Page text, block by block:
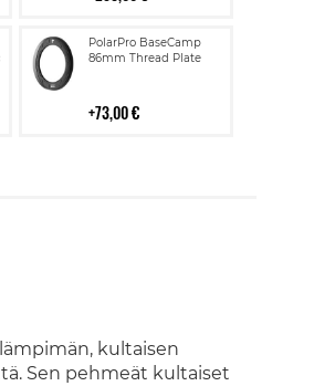
PolarPro BaseCamp
86mm Thread Plate
73,00 €
Lisää
ostoskoriin
kultaisen
Sen pehmeät kultaiset